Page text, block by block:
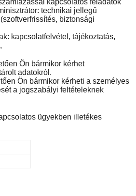
kapcsolatos feladatok
technikai jellegű
biztonsági
kapcsolatfelvétel, tájékoztatás,
Ön bármikor kérhet
adatokról.
Ön bármikor kérheti a személyes
a jogszabályi feltételeknek
ügyekben illetékes